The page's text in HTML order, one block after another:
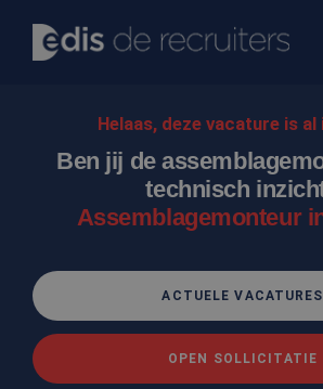
Helaas, deze vacature is al
Ben jij de
technisch
Assemblagemonteur
ACTUELE VACATURES
OPEN SOLLICITATIE